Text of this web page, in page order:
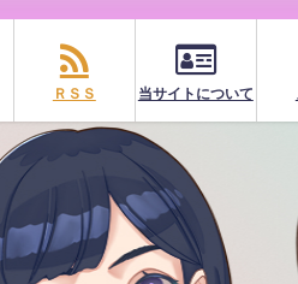
ＲＳＳ 当サイトについて